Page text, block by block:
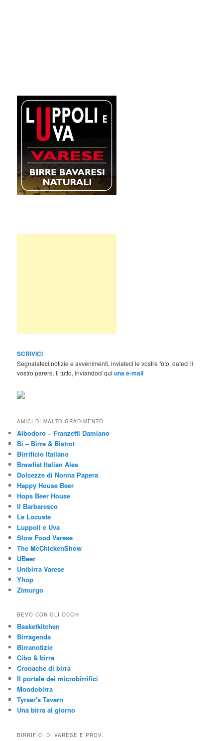
SCRIVICI
Segnalateci notizie e avvenimenti, inviateci le vostre foto, dateci il
vostro parere. Il tutto, inviandoci quiuna e-mail
AMICI DI MALTO GRADIMENTO
Albodoro – Franzetti Damiano
Bi – Birre & Bistrot
Birrificio Italiano
Brewfist Italian Ales
Dolcezze di Nonna Papera
Happy House Beer
Hops Beer House
Il Barbaresco
Le Locuste
Luppoli e Uva
Slow Food Varese
The McChickenShow
UBeer
Unibirra Varese
Yhop
Zimurgo
BEVO CON GLI OCCHI
Basketkitchen
Birragenda
Birranotizie
Cibo & birra
Cronache di birra
Il portale dei microbirrifici
Mondobirra
Tyrser's Tavern
Una birra al giorno
BIRRIFICI DI VARESE E PROV.